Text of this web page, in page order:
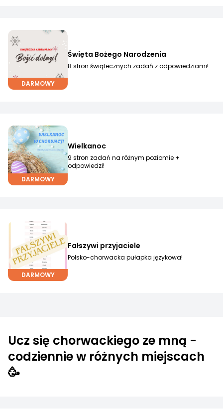
DARMOWY
Święta Bożego Narodzenia
8 stron świątecznych zadań z odpowiedziami!
DARMOWY
Wielkanoc
9 stron zadań na różnym poziomie +
odpowiedzi!
DARMOWY
Fałszywi przyjaciele
Polsko-chorwacka pułapka językowa!
Ucz się chorwackiego ze mną -
codziennie w różnych miejscach
🥳